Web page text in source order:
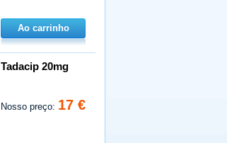
Ao carrinho
Tadacip 20mg
Nosso preço: 17 €